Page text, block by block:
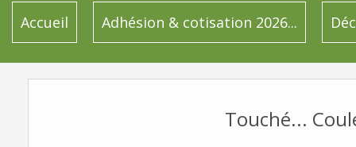
Accueil Adhésion & cotisation 2026...
Touché...